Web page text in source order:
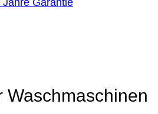
Waschmaschinen